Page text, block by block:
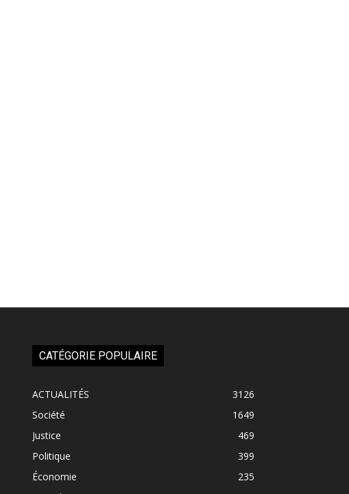
CATÉGORIE POPULAIRE
ACTUALITÉS
3126
Société
1649
Justice
469
Politique
399
Économie
235